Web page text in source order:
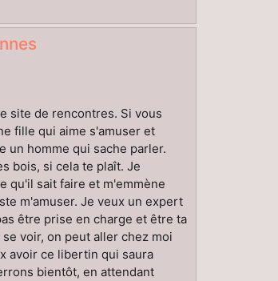
site de rencontres. Si vous
fille qui aime s'amuser et
un homme qui sache parler.
bois, si cela te plaît. Je
qu'il sait faire et m'emmène
m'amuser. Je veux un expert
être prise en charge et être ta
voir, on peut aller chez moi
avoir ce libertin qui saura
bientôt, en attendant